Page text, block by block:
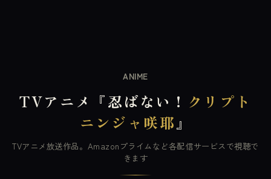
ANIME
TVアニメ『忍ばない！ クリプト
ニンジャ咲耶 』
TVアニメ放送作品。Amazonプライムなど各配信サービスで視聴で
きます